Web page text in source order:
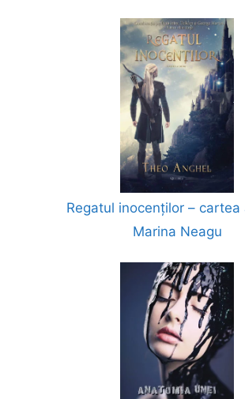
Regatul inocenților – cartea
Marina Neagu